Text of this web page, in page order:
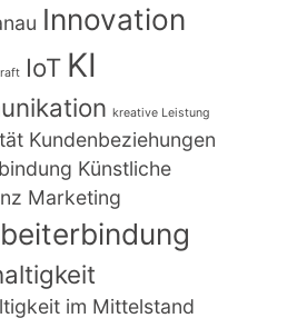
Innovation
IoT KI
kreative Leistung
Kundenbeziehungen
Künstliche
Marketing
im Mittelstand